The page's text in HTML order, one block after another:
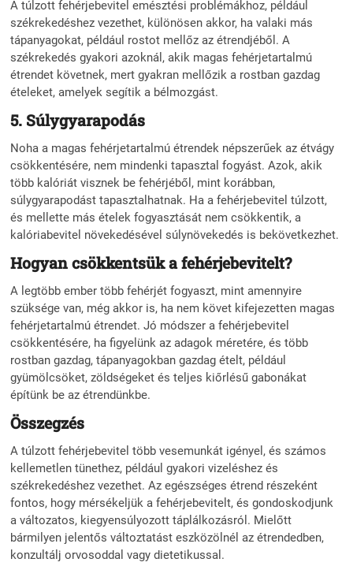
A túlzott fehérjebevitel emésztési problémákhoz, például
székrekedéshez vezethet, különösen akkor, ha valaki más
tápanyagokat, például rostot mellőz az étrendjéből. A
székrekedés gyakori azoknál, akik magas fehérjetartalmú
étrendet követnek, mert gyakran mellőzik a rostban gazdag
ételeket, amelyek segítik a bélmozgást.
5. Súlygyarapodás
Noha a magas fehérjetartalmú étrendek népszerűek az étvágy
csökkentésére, nem mindenki tapasztal fogyást. Azok, akik
több kalóriát visznek be fehérjéből, mint korábban,
súlygyarapodást tapasztalhatnak. Ha a fehérjebevitel túlzott,
és mellette más ételek fogyasztását nem csökkentik, a
kalóriabevitel növekedésével súlynövekedés is bekövetkezhet.
Hogyan csökkentsük a fehérjebevitelt?
A legtöbb ember több fehérjét fogyaszt, mint amennyire
szüksége van, még akkor is, ha nem követ kifejezetten magas
fehérjetartalmú étrendet. Jó módszer a fehérjebevitel
csökkentésére, ha figyelünk az adagok méretére, és több
rostban gazdag, tápanyagokban gazdag ételt, például
gyümölcsöket, zöldségeket és teljes kiőrlésű gabonákat
építünk be az étrendünkbe.
Összegzés
A túlzott fehérjebevitel több vesemunkát igényel, és számos
kellemetlen tünethez, például gyakori vizeléshez és
székrekedéshez vezethet. Az egészséges étrend részeként
fontos, hogy mérsékeljük a fehérjebevitelt, és gondoskodjunk
a változatos, kiegyensúlyozott táplálkozásról. Mielőtt
bármilyen jelentős változtatást eszközölnél az étrendedben,
konzultálj orvosoddal vagy dietetikussal.